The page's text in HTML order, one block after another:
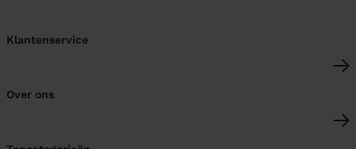
Klantenservice
Over ons